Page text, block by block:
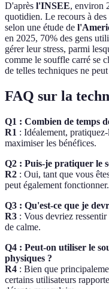
D'après l'INSEE, environ
quotidien. Le recours à des
selon une étude de
en 2025, 70% des gens
gérer leur stress, parmi
comme le souffle carré se
de telles techniques ne
FAQ sur la
Q1 : Combien de temps
R1 : Idéalement,
maximiser les bénéfices.
Q2 : Puis-je pratiquer le
R2 : Oui, tant que vous
peut également fonctionner.
Q3 : Qu'est-ce que je
R3 : Vous devriez
de calme.
Q4 : Peut-on utiliser le
physiques ?
R4 : Bien que
certains utilisateurs